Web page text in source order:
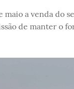
maio a venda do
de manter o